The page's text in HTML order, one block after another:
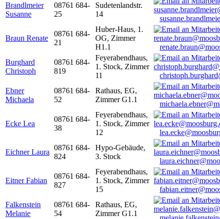
Brandlmeier
Susanne
08761 684-
25
Sudetenlandstr.
14
Braun Renate
08761 684-
21
Huber-Haus, 1.
OG, Zimmer
H1.1
Burghard
Christoph
08761 684-
819
Feyerabendhaus,
1. Stock, Zimmer
11
Ebner
Michaela
08761 684-
52
Rathaus, EG,
Zimmer G1.1
Ecke Lea
08761 684-
38
Feyerabendhaus,
1. Stock, Zimmer
12
Eichner Laura
08761 684-
824
Hypo-Gebäude,
3. Stock
Eitner Fabian
08761 684-
827
Feyerabendhaus,
1. Stock, Zimmer
15
Falkenstein
Melanie
08761 684-
54
Rathaus, EG,
Zimmer G1.1